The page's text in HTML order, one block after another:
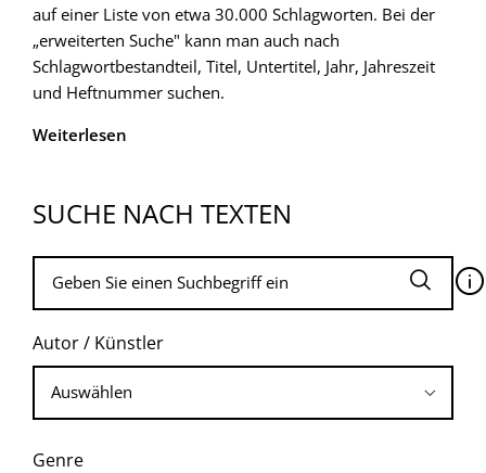
auf einer Liste von etwa 30.000 Schlagworten. Bei der
„erweiterten Suche" kann man auch nach
Schlagwortbestandteil, Titel, Untertitel, Jahr, Jahreszeit
und Heftnummer suchen.
Weiterlesen
SUCHE NACH TEXTEN
🛈
Autor / Künstler
Genre